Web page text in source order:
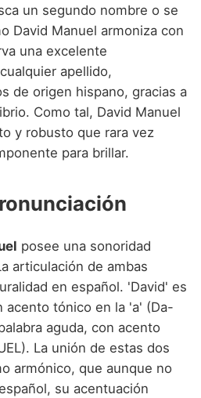
un segundo nombre o se
David Manuel armoniza con
una excelente
apellido,
de origen hispano, gracias a
Como tal, David Manuel
y robusto que rara vez
para brillar.
posee una sonoridad
articulación de ambas
en español. 'David' es
acento tónico en la 'a' (Da-
aguda, con acento
La unión de estas dos
armónico, que aunque no
su acentuación